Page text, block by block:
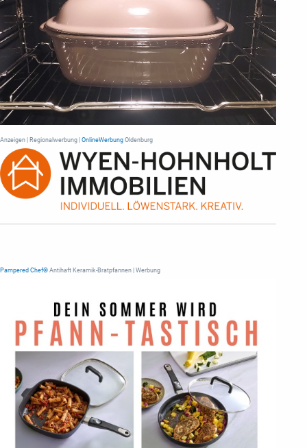
Anzeigen | Regionalwerbung | OnlineWerbung Oldenburg
Pampered Chef® Antihaft Keramik-Bratpfannen | Werbung